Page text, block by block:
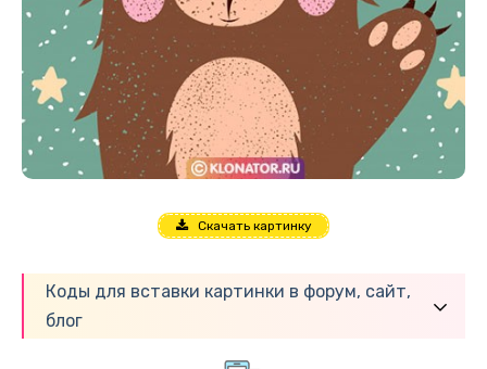
Скачать картинку
Коды для вставки картинки в форум, сайт,
блог